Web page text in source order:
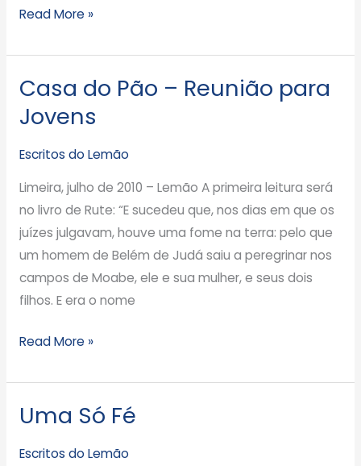
Read More »
Casa do Pão – Reunião para
Jovens
Escritos do Lemão
Limeira, julho de 2010 – Lemão A primeira leitura será
no livro de Rute: “E sucedeu que, nos dias em que os
juízes julgavam, houve uma fome na terra: pelo que
um homem de Belém de Judá saiu a peregrinar nos
campos de Moabe, ele e sua mulher, e seus dois
filhos. E era o nome
Casa
do
Pão
–
para
Jovens
Read More »
Uma Só Fé
Escritos do Lemão
Uma
Fé